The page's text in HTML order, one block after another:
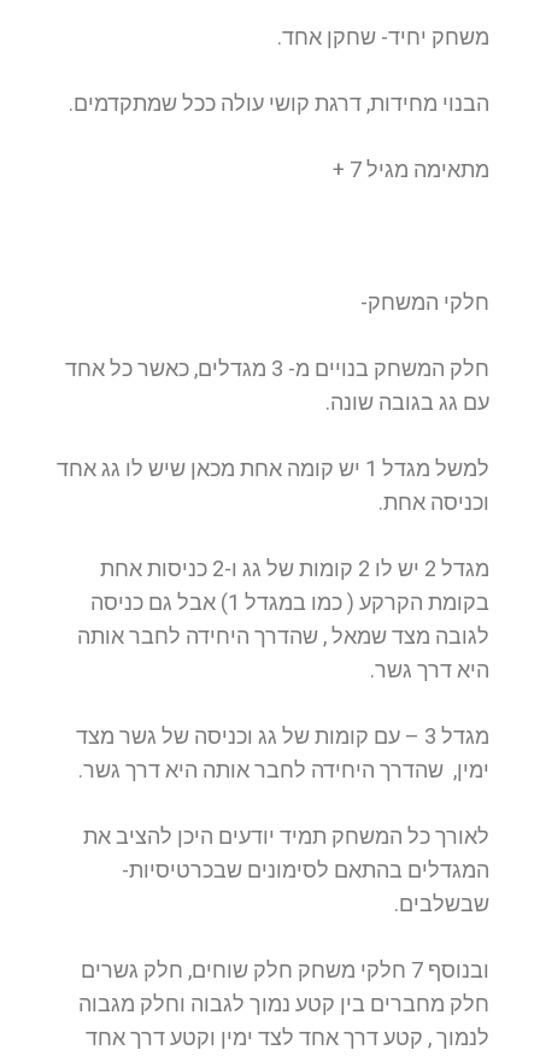
משחק יחיד- שחקן אחד.
הבנוי מחידות, דרגת קושי עולה ככל שמתקדמים.
מתאימה מגיל 7 +
חלקי המשחק-
חלק המשחק בנויים מ- 3 מגדלים, כאשר כל אחד
עם גג בגובה שונה.
למשל מגדל 1 יש קומה אחת מכאן שיש לו גג אחד
וכניסה אחת.
מגדל 2 יש לו 2 קומות של גג ו-2 כניסות אחת
בקומת הקרקע ( כמו במגדל 1) אבל גם כניסה
לגובה מצד שמאל , שהדרך היחידה לחבר אותה
היא דרך גשר.
מגדל 3 – עם קומות של גג וכניסה של גשר מצד
ימין, שהדרך היחידה לחבר אותה היא דרך גשר.
לאורך כל המשחק תמיד יודעים היכן להציב את
המגדלים בהתאם לסימונים שבכרטיסיות-
שבשלבים.
ובנוסף 7 חלקי משחק חלק שוחים, חלק גשרים
חלק מחברים בין קטע נמוך לגבוה וחלק מגבוה
לנמוך , קטע דרך אחד לצד ימין וקטע דרך אחד